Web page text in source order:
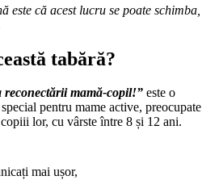
este că acest lucru se poate schimba,
tabără?
reconectării mamă-copil!” este o
pentru mame active, preocupate
lor, cu vârste între 8 și 12 ani.
mai ușor,